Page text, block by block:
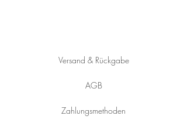
Versand & Rückgabe
AGB
Zahlungsmethoden